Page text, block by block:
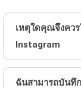
เหตุใดคุณจึงคว
Instagram
ฉันสามารถบันทึ